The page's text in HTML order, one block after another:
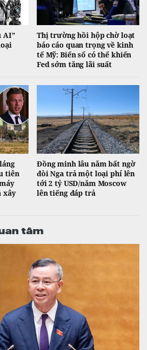
AI”
Thị trường hồi hộp chờ loạt
báo cáo quan trọng về kinh
tế Mỹ: Biến số có thể khiến
Fed sớm tăng lãi suất
tiên
xây
Đồng minh lâu năm bất ngờ
đòi Nga trả một loại phí lên
tới 2 tỷ USD/năm Moscow
lên tiếng đáp trả
tâm